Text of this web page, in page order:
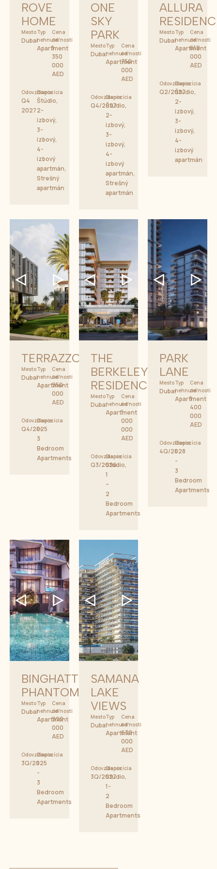
ROVE
HOME
Mesto
Dubai
Typ
nehnuteľnosti
Apartment
Cena
od
1
350
000
AED
Odovzdanie
Q4
2027
Dispozícia
Štúdio,
2-
izbový,
3-
izbový,
4-
izbový
apartmán,
Strešný
apartmán
ONE
SKY
PARK
Mesto
Dubai
Typ
nehnuteľnosti
Apartment
Cena
od
750
000
AED
Odovzdanie
Q4/2027
Dispozícia
Štúdio,
2-
izbový,
3-
izbový,
4-
izbový
apartmán,
Strešný
apartmán
ALLURA
Mesto
Dubai
Typ
nehnuteľnosti
Apartment
Cena
od
619
000
AED
Odovzdanie
Q2/2027
Dispozícia
Štúdio,
2-
izbový,
3-
izbový,
4-
izbový
apartmán
TERRAZZO
Mesto
Dubai
Typ
nehnuteľnosti
Apartment
Cena
od
950
000
AED
Odovzdanie
Q4/2025
Dispozícia
1-
3
Bedroom
Apartments
THE
BERKELEY
RESIDENCES
Mesto
Dubai
Typ
nehnuteľnosti
Apartment
Cena
od
1
000
000
AED
Odovzdanie
Q3/2026
Dispozícia
Studio,
1
–
2
Bedroom
Apartments
PARK
LANE
Mesto
Dubai
Typ
nehnuteľnosti
Apartment
Cena
od
1
400
000
AED
Odovzdanie
4Q/2028
Dispozícia
1
-
3
Bedroom
Apartments
BINGHATTI
PHANTOM
Mesto
Dubai
Typ
nehnuteľnosti
Apartment
Cena
od
999
000
AED
Odovzdanie
3Q/2025
Dispozícia
1
-
3
Bedroom
Apartments
SAMANA
LAKE
VIEWS
Mesto
Dubai
Typ
nehnuteľnosti
Apartment
Cena
od
639
000
AED
Odovzdanie
3Q/2027
Dispozícia
Studio,
1-
2
Bedroom
Apartments